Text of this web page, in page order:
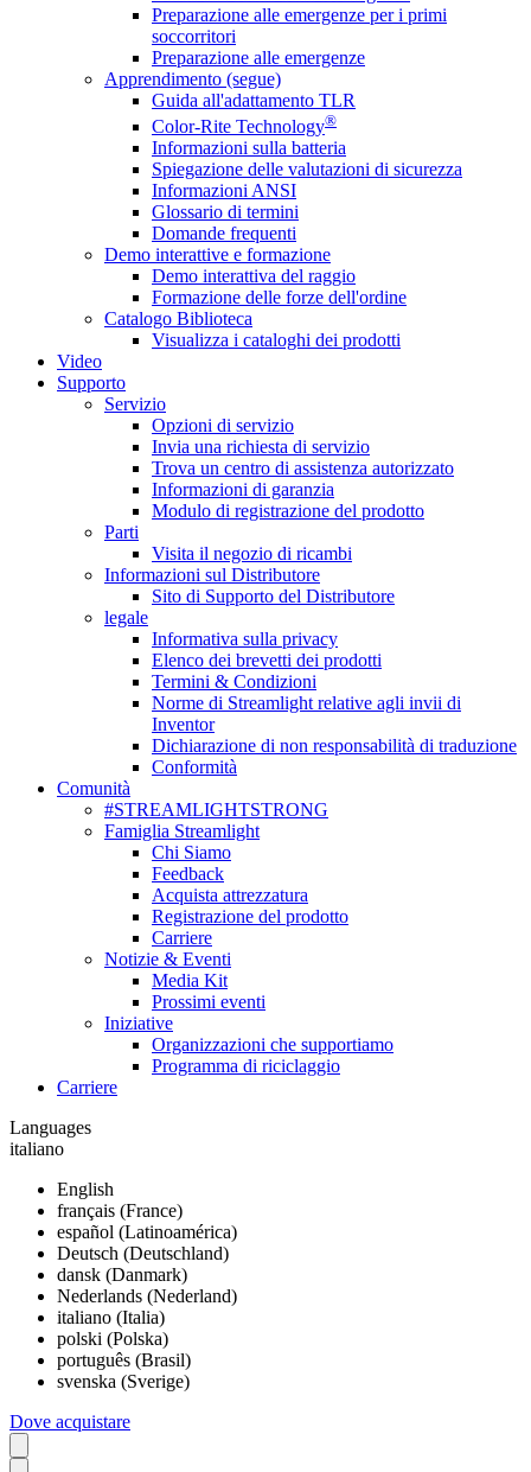
Preparazione alle emergenze per i primi
soccorritori
Preparazione alle emergenze
Apprendimento (segue)
Guida all'adattamento TLR
Color-Rite Technology®
Informazioni sulla batteria
Spiegazione delle valutazioni di sicurezza
Informazioni ANSI
Glossario di termini
Domande frequenti
Demo interattive e formazione
Demo interattiva del raggio
Formazione delle forze dell'ordine
Catalogo Biblioteca
Visualizza i cataloghi dei prodotti
Video
Supporto
Servizio
Opzioni di servizio
Invia una richiesta di servizio
Trova un centro di assistenza autorizzato
Informazioni di garanzia
Modulo di registrazione del prodotto
Parti
Visita il negozio di ricambi
Informazioni sul Distributore
Sito di Supporto del Distributore
legale
Informativa sulla privacy
Elenco dei brevetti dei prodotti
Termini & Condizioni
Norme di Streamlight relative agli invii di
Inventor
Dichiarazione di non responsabilità di traduzione
Conformità
Comunità
#STREAMLIGHTSTRONG
Famiglia Streamlight
Chi Siamo
Feedback
Acquista attrezzatura
Registrazione del prodotto
Carriere
Notizie & Eventi
Media Kit
Prossimi eventi
Iniziative
Organizzazioni che supportiamo
Programma di riciclaggio
Carriere
Languages
italiano
English
français (France)
español (Latinoamérica)
Deutsch (Deutschland)
dansk (Danmark)
Nederlands (Nederland)
italiano (Italia)
polski (Polska)
português (Brasil)
svenska (Sverige)
Dove acquistare